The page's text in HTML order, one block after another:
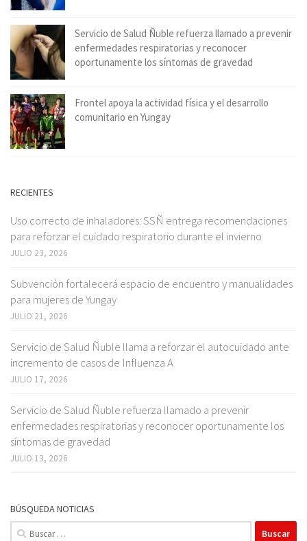
Servicio de Salud Ñuble refuerza llamado a prevenir
enfermedades respiratorias y reconocer
oportunamente los síntomas de gravedad
Frontel apoya la actividad física y el desarrollo
comunitario en Yungay
RECIENTES
Uso correcto de inhaladores: SSÑ entrega recomendaciones
para reforzar el cuidado respiratorio durante el invierno
JULIO 23, 2026
Subvención fortalecerá espacio de encuentro y manualidades
para mujeres de Yungay
JULIO 21, 2026
Servicio de Salud Ñuble llama a reforzar el autocuidado ante
incremento de casos de Influenza A
JULIO 17, 2026
Servicio de Salud Ñuble refuerza llamado a prevenir
enfermedades respiratorias y reconocer oportunamente los
síntomas de gravedad
JULIO 13, 2026
BÚSQUEDA NOTICIAS
Buscar: